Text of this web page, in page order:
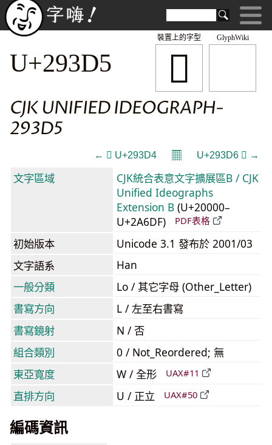
GlyphWiki
𩏕
裝置上的字型
U+293D5
CJK UNIFIED IDEOGRAPH-
293D5
← 𩏔 U+293D4 𝄜 U+293D6 𩏖 →
文字區域
CJK統合表意文字擴展區B / CJK
Unified Ideographs
Extension B (U+20000–
U+2A6DF)
PDF表格
初始版本
Unicode 3.1 發布於 2001/03
文字語系
Han
一般分類
Lo / 其它字母 (Other_Letter)
書寫方向
L / 左至右書寫
書寫鏡射
N / 否
組合類別
0 / Not_Reordered; 無
東亞寬度
W / 全形 UAX#11
直排方向 U / 正立 UAX#50
編碼資訊